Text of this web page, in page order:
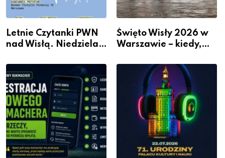
Letnie Czytanki PWN
nad Wisłą. Niedziela z
dla siebie
Święto Wisły 2026 w
Warszawie – kiedy,
działo 2 sierpnia